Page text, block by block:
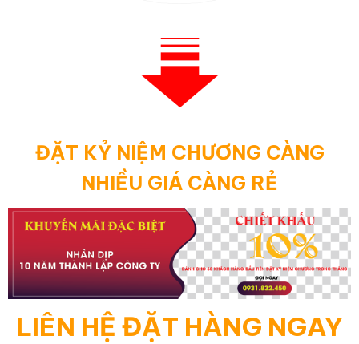
ĐẶT KỶ NIỆM CHƯƠNG CÀNG
NHIỀU GIÁ CÀNG RẺ
LIÊN HỆ ĐẶT HÀNG NGAY